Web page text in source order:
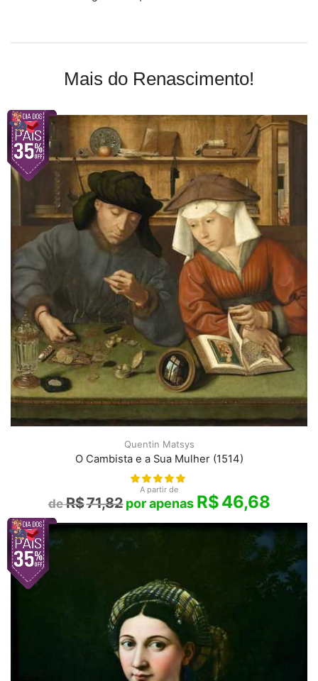
Mais do Renascimento!
Quentin Matsys
O Cambista e a Sua Mulher (1514)
A partir de
R$71,82 R$46,68